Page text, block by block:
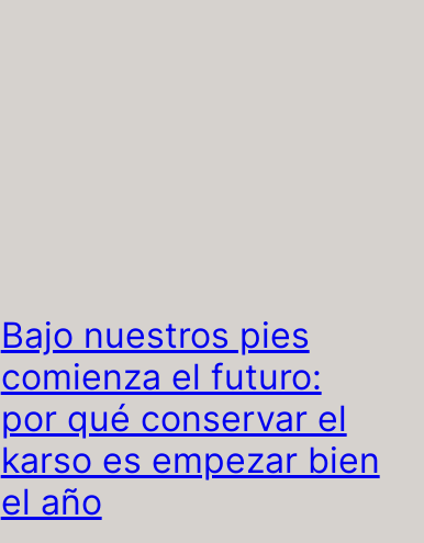
Bajo nuestros pies
comienza el futuro:
por qué conservar el
karso es empezar bien
el año